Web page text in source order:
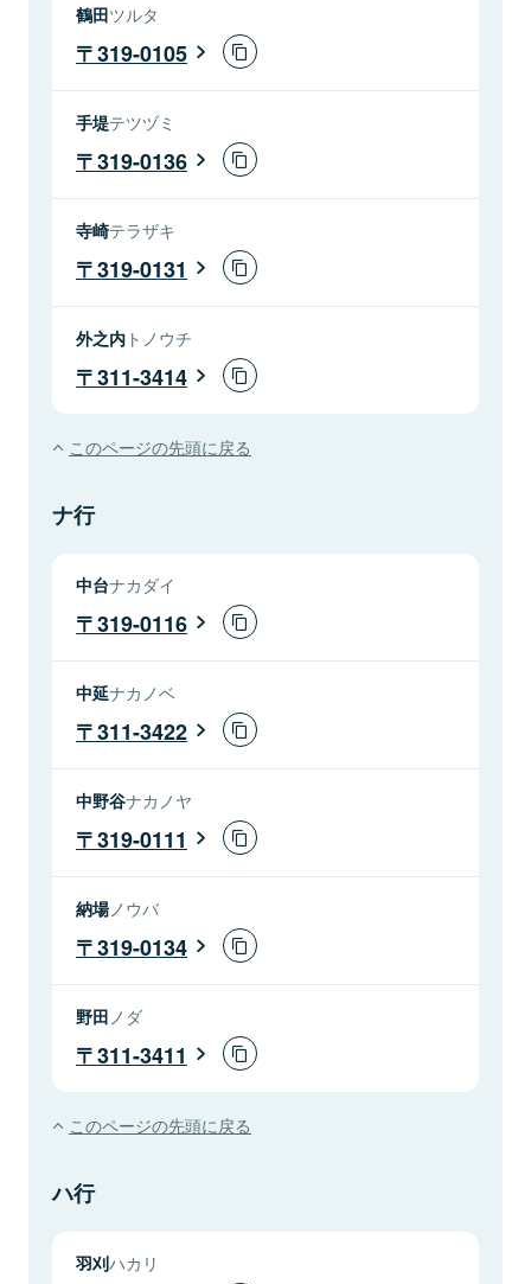
鶴田ツルタ
319-0105
手堤テツヅミ
319-0136
寺崎テラザキ
319-0131
外之内 トノウチ
311-3414
このページの先頭に戻る
ナ行
中台ナカダイ
319-0116
中延ナカノベ
311-3422
中野谷ナカノヤ
319-0111
納場ノウバ
319-0134
野田 ノダ
311-3411
このページの先頭に戻る
ハ行
羽刈ハカリ